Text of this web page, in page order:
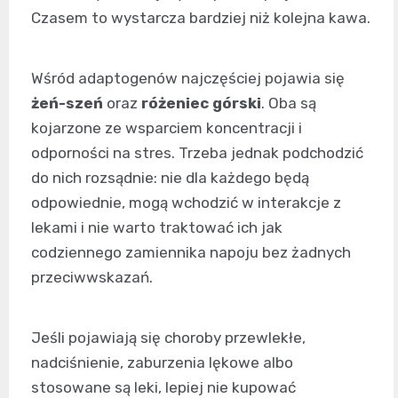
Czasem to wystarcza bardziej niż kolejna kawa.
Wśród adaptogenów najczęściej pojawia się
żeń-szeń oraz różeniec górski. Oba są
kojarzone ze wsparciem koncentracji i
odporności na stres. Trzeba jednak podchodzić
do nich rozsądnie: nie dla każdego będą
odpowiednie, mogą wchodzić w interakcje z
lekami i nie warto traktować ich jak
codziennego zamiennika napoju bez żadnych
przeciwwskazań.
Jeśli pojawiają się choroby przewlekłe,
nadciśnienie, zaburzenia lękowe albo
stosowane są leki, lepiej nie kupować